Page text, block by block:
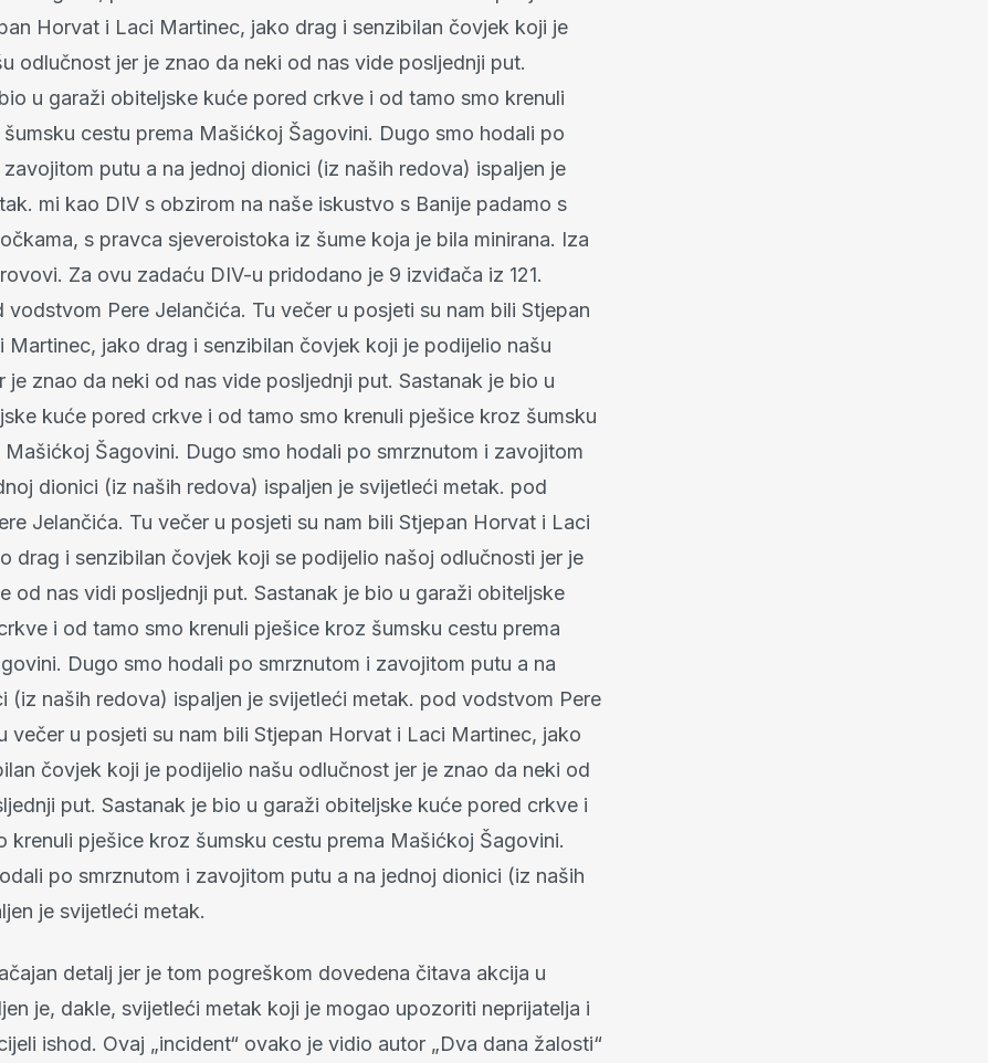
Horvat i Laci Martinec, jako drag i senzibilan čovjek koji je
odlučnost jer je znao da neki od nas vide posljednji put.
u garaži obiteljske kuće pored crkve i od tamo smo krenuli
cestu prema Mašićkoj Šagovini. Dugo smo hodali po
putu a na jednoj dionici (iz naših redova) ispaljen je
mi kao DIV s obzirom na naše iskustvo s Banije padamo s
s pravca sjeveroistoka iz šume koja je bila minirana. Iza
Za ovu zadaću DIV-u pridodano je 9 izviđača iz 121.
vodstvom Pere Jelančića. Tu večer u posjeti su nam bili Stjepan
Martinec, jako drag i senzibilan čovjek koji je podijelio našu
je znao da neki od nas vide posljednji put. Sastanak je bio u
kuće pored crkve i od tamo smo krenuli pješice kroz šumsku
Mašićkoj Šagovini. Dugo smo hodali po smrznutom i zavojitom
dionici (iz naših redova) ispaljen je svijetleći metak. pod
Jelančića. Tu večer u posjeti su nam bili Stjepan Horvat i Laci
drag i senzibilan čovjek koji se podijelio našoj odlučnosti jer je
od nas vidi posljednji put. Sastanak je bio u garaži obiteljske
i od tamo smo krenuli pješice kroz šumsku cestu prema
Dugo smo hodali po smrznutom i zavojitom putu a na
(iz naših redova) ispaljen je svijetleći metak. pod vodstvom Pere
večer u posjeti su nam bili Stjepan Horvat i Laci Martinec, jako
čovjek koji je podijelio našu odlučnost jer je znao da neki od
put. Sastanak je bio u garaži obiteljske kuće pored crkve i
krenuli pješice kroz šumsku cestu prema Mašićkoj Šagovini.
po smrznutom i zavojitom putu a na jednoj dionici (iz naših
je svijetleći metak.
detalj jer je tom pogreškom dovedena čitava akcija u
je, dakle, svijetleći metak koji je mogao upozoriti neprijatelja i
ishod. Ovaj „incident“ ovako je vidio autor „Dva dana žalosti“